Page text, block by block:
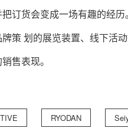
订货会变成⼀场有趣的经
策 划的展览装置、线下活
售表现。
RYODAN